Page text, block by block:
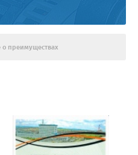
о преимуществах